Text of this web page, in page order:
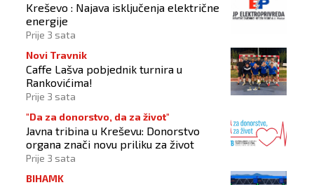
Kreševo : Najava isključenja električne
energije
Prije 3 sata
Novi Travnik
Caffe Lašva pobjednik turnira u
Rankovićima!
Prije 3 sata
"Da za donorstvo, da za život"
Javna tribina u Kreševu: Donorstvo
organa znači novu priliku za život
Prije 3 sata
BIHAMK